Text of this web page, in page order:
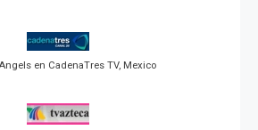
en CadenaTres TV, Mexico